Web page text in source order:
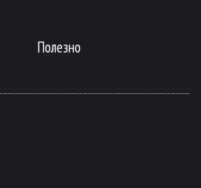
Полезно